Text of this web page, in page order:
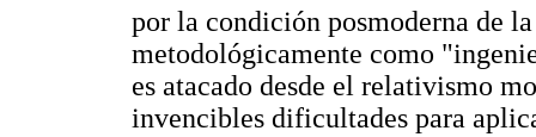
por la condición posmoderna de
metodológicamente como
es atacado desde el relativismo
invencibles dificultades para